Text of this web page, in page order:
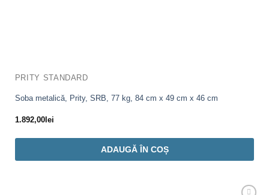
PRITY STANDARD
Soba metalică, Prity, SRB, 77 kg, 84 cm x 49 cm x 46 cm
1.892,00lei
ADAUGĂ ÎN COȘ